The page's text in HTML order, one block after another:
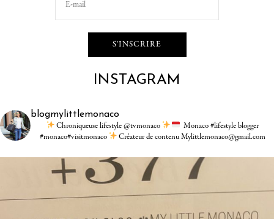
INSTAGRAM
blogmylittlemonaco
Chroniqueuse lifestyle @tvmonaco
Monaco #lifestyle blogger
#monaco#visitmonaco
Créateur de contenu Mylittlemonaco@gmail.com